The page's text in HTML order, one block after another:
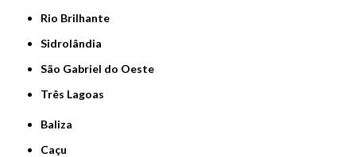
Rio Brilhante
Sidrolândia
São Gabriel do Oeste
Três Lagoas
Baliza
Caçu